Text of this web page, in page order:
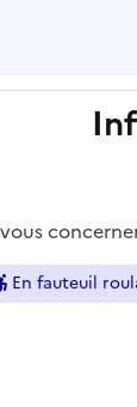
En fauteuil